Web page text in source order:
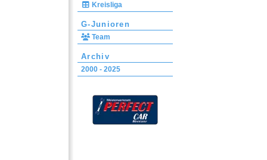
Kreisliga
G-Junioren
Team
Archiv
2000 - 2025